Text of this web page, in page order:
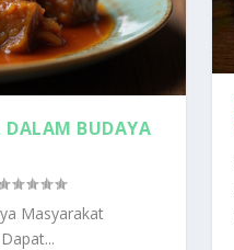
DALAM BUDAYA
Masyarakat